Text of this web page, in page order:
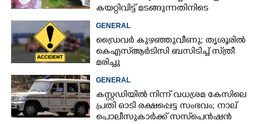
കയറ്റിവിട്ട് മടങ്ങുന്നതിനിടെ
GENERAL
ഡ്രൈവർ കുഴഞ്ഞുവീണു; തൃശൂരിൽ
കെഎസ്‌ആർടിസി ബസിടിച്ച് സ്‌ത്രീ
മരിച്ചു
GENERAL
കസ്റ്റഡിയിൽ നിന്ന് വധശ്രമ കേസിലെ
പ്രതി ഓടി രക്ഷപ്പെട്ട സംഭവം; നാല്
പൊലീസുകാർക്ക് സസ്‌പെൻഷൻ